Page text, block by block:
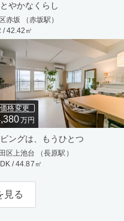
やかなくらし
赤坂 （赤坂駅）
/ 42.42㎡
価格変更
万円
ビングは、もうひとつ
区上池台 （長原駅）
/ 44.87㎡
見る